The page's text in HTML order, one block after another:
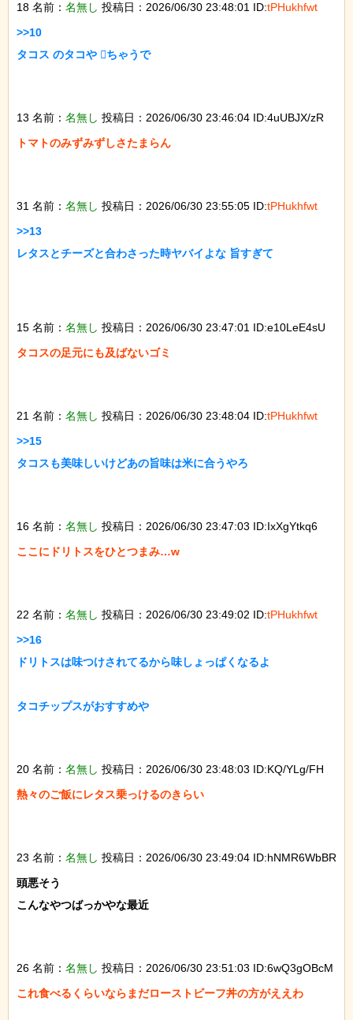
18 名前： 名無し 投稿日：2026/06/30 23:48:01 ID:tPHukhfwt
>>10
タコス のタコや ちゃうで
13 名前： 名無し 投稿日：2026/06/30 23:46:04 ID:4uUBJX/zR
トマトのみずみずしさたまらん
31 名前： 名無し 投稿日：2026/06/30 23:55:05 ID:tPHukhfwt
>>13
レタスとチーズと合わさった時ヤバイよな 旨すぎて
15 名前： 名無し 投稿日：2026/06/30 23:47:01 ID:e10LeE4sU
タコスの足元にも及ばないゴミ
21 名前： 名無し 投稿日：2026/06/30 23:48:04 ID:tPHukhfwt
>>15
タコスも美味しいけどあの旨味は米に合うやろ
16 名前： 名無し 投稿日：2026/06/30 23:47:03 ID:IxXgYtkq6
ここにドリトスをひとつまみ…w
22 名前： 名無し 投稿日：2026/06/30 23:49:02 ID:tPHukhfwt
>>16
ドリトスは味つけされてるから味しょっぱくなるよ
タコチップスがおすすめや
20 名前： 名無し 投稿日：2026/06/30 23:48:03 ID:KQ/YLg/FH
熱々のご飯にレタス乗っけるのきらい
23 名前： 名無し 投稿日：2026/06/30 23:49:04 ID:hNMR6WbBR
頭悪そう
こんなやつばっかやな最近
26 名前： 名無し 投稿日：2026/06/30 23:51:03 ID:6wQ3gOBcM
これ食べるくらいならまだローストビーフ丼の方がええわ